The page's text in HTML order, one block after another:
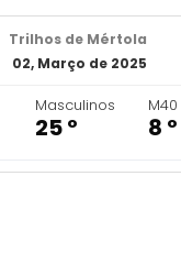
Trilhos de Mértola
02, Março de 2025
Masculinos
25 º
M40
8 º